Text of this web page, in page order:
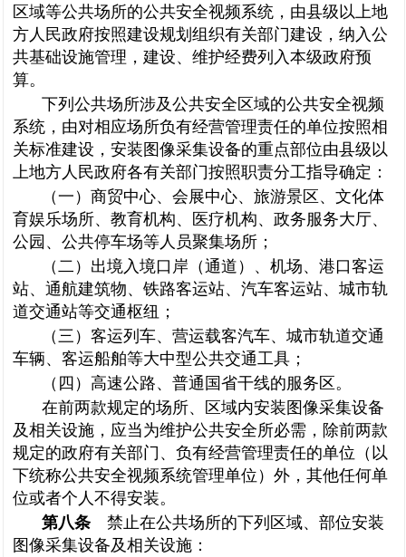
区域等公共场所的公共安全视频系统，由县级以上地
方人民政府按照建设规划组织有关部门建设，纳入公
共基础设施管理，建设、维护经费列入本级政府预
算。
下列公共场所涉及公共安全区域的公共安全视频
系统，由对相应场所负有经营管理责任的单位按照相
关标准建设，安装图像采集设备的重点部位由县级以
上地方人民政府各有关部门按照职责分工指导确定：
（一）商贸中心、会展中心、旅游景区、文化体
育娱乐场所、教育机构、医疗机构、政务服务大厅、
公园、公共停车场等人员聚集场所；
（二）出境入境口岸（通道）、机场、港口客运
站、通航建筑物、铁路客运站、汽车客运站、城市轨
道交通站等交通枢纽；
（三）客运列车、营运载客汽车、城市轨道交通
车辆、客运船舶等大中型公共交通工具；
（四）高速公路、普通国省干线的服务区。
在前两款规定的场所、区域内安装图像采集设备
及相关设施，应当为维护公共安全所必需，除前两款
规定的政府有关部门、负有经营管理责任的单位（以
下统称公共安全视频系统管理单位）外，其他任何单
位或者个人不得安装。
第八条 禁止在公共场所的下列区域、部位安装
图像采集设备及相关设施：